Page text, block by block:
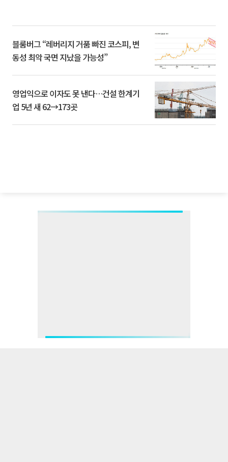
블룸버그 “레버리지 거품 빠진 코스피, 변
동성 최악 국면 지났을 가능성”
영업익으로 이자도 못 낸다…건설 한계기
업 5년 새 62→173곳